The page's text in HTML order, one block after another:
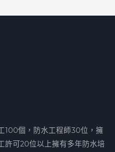
100個，防水工程師30位，擁
許可20位以上擁有多年防水培